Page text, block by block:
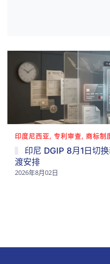
印度尼西亚, 专利审查, 商标制
印尼 DGIP 8月1日切
渡安排
2026年8月02日